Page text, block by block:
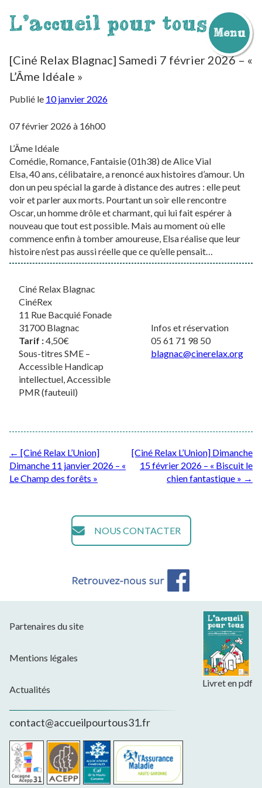
L'accueil pour tous Menu
au
contenu
[Ciné Relax Blagnac] Samedi 7 février 2026 – «
L’Âme Idéale »
Publié le 10 janvier 2026
07 février 2026 à 16h00
L’Âme Idéale
Comédie, Romance, Fantaisie (01h38) de Alice Vial
Elsa, 40 ans, célibataire, a renoncé aux histoires d’amour. Un
don un peu spécial la garde à distance des autres : elle peut
voir et parler aux morts. Pourtant un soir elle rencontre
Oscar, un homme drôle et charmant, qui lui fait espérer à
nouveau que tout est possible. Mais au moment où elle
commence enfin à tomber amoureuse, Elsa réalise que leur
histoire n’est pas aussi réelle que ce qu’elle pensait…
Ciné Relax Blagnac
CinéRex
11 Rue Bacquié Fonade
31700 Blagnac
Tarif :4,50€
Sous-titres SME –
Accessible Handicap
intellectuel, Accessible
PMR (fauteuil)
Infos et réservation
05 61 71 98 50
blagnac@cinerelax.org
Post
navigation
← [Ciné Relax L’Union]
Dimanche 11 janvier 2026 – «
Le Champ des forêts »
[Ciné Relax L’Union] Dimanche
15 février 2026 – « Biscuit le
chien fantastique » →
NOUS CONTACTER
Livret en pdf
Partenaires du site
Mentions légales
Actualités
contact@accueilpourtous31.fr